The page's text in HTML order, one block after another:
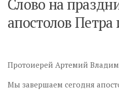
Слово на
апостолов
Протоиерей Артемий
Мы завершаем сегодня